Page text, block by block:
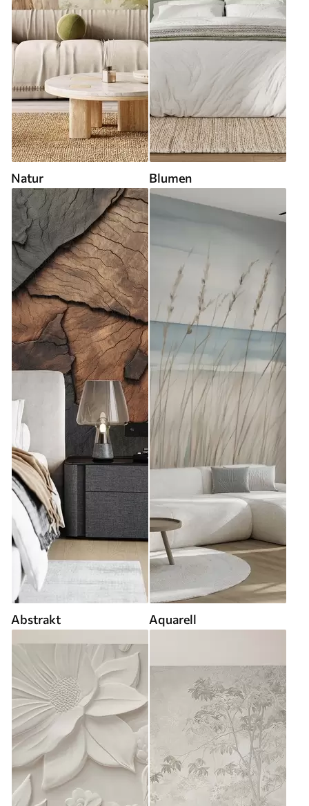
Natur Blumen
Abstrakt Aquarell